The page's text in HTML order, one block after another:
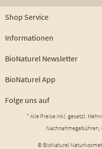
Shop Service
Informationen
BioNaturel Newsletter
BioNaturel App
Folge uns auf
* Alle Preise inkl. gesetzl.
© BioNaturel